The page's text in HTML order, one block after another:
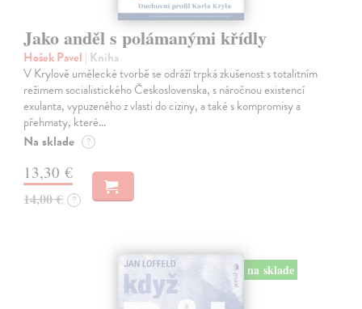
Jako anděl s polámanými křídly
Hošek Pavel | Kniha
V Krylově umělecké tvorbě se odráží trpká zkušenost s totalitním
režimem socialistického Československa, s náročnou existencí
exulanta, vypuzeného z vlasti do ciziny, a také s kompromisy a
přehmaty, které…
Na sklade ?
13,30 €
14,00 € ?
na sklade